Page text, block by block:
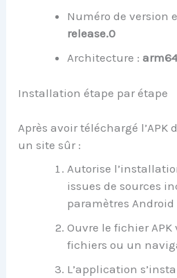
Numéro de version
release.0
Architecture :
Installation étape par étape
Après avoir téléchargé l’APK
un site sûr :
Autorise
issues de sources
paramètres Android
Ouvre le fichier
fichiers ou un
L’application